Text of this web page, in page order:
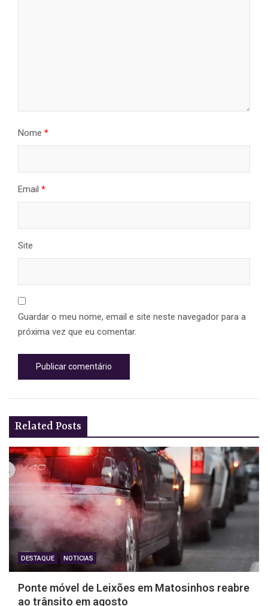
Nome *
Email *
Site
Guardar o meu nome, email e site neste navegador para a
próxima vez que eu comentar.
Related Posts
DESTAQUE NOTICIAS
Ponte móvel de Leixões em Matosinhos reabre
ao trânsito em agosto